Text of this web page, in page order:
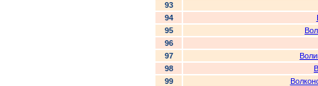
93
94
95
96
97
98
99